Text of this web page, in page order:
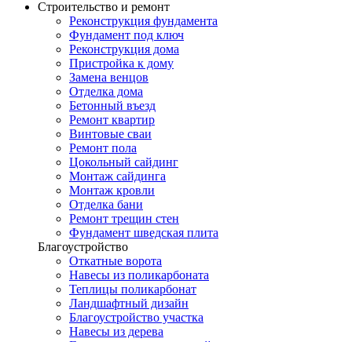
Строительство и ремонт
Реконструкция фундамента
Фундамент под ключ
Реконструкция дома
Пристройка к дому
Замена венцов
Отделка дома
Бетонный въезд
Ремонт квартир
Винтовые сваи
Ремонт пола
Цокольный сайдинг
Монтаж сайдинга
Монтаж кровли
Отделка бани
Ремонт трещин стен
Фундамент шведская плита
Благоустройство
Откатные ворота
Навесы из поликарбоната
Теплицы поликарбонат
Ландшафтный дизайн
Благоустройство участка
Навесы из дерева